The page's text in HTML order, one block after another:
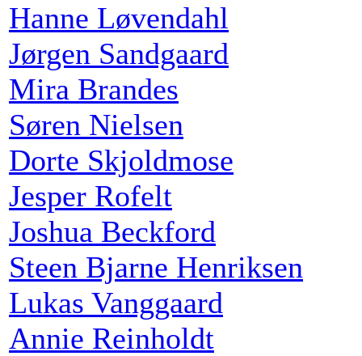
Hanne Løvendahl
Jørgen Sandgaard
Mira Brandes
Søren Nielsen
Dorte Skjoldmose
Jesper Rofelt
Joshua Beckford
Steen Bjarne Henriksen
Lukas Vanggaard
Annie Reinholdt